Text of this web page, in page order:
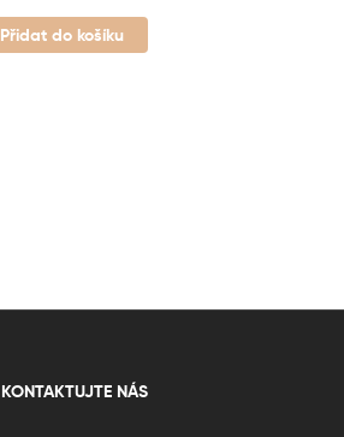
Přidat do košíku
KONTAKTUJTE NÁS